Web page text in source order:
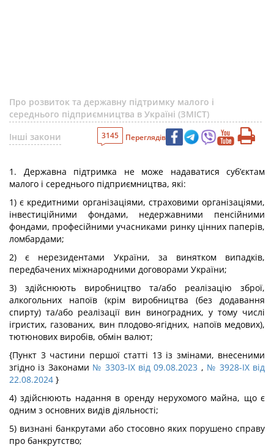
Про розвиток та державну підтримку малого і
середнього підприємництва в Україні (ЗМІСТ)
Інші закони
3145 Переглядів
1. Державна підтримка не може надаватися суб’єктам
малого і середнього підприємництва, які:
1) є кредитними організаціями, страховими організаціями,
інвестиційними фондами, недержавними пенсійними
фондами, професійними учасниками ринку цінних паперів,
ломбардами;
2) є нерезидентами України, за винятком випадків,
передбачених міжнародними договорами України;
3) здійснюють виробництво та/або реалізацію зброї,
алкогольних напоїв (крім виробництва (без додавання
спирту) та/або реалізації вин виноградних, у тому числі
ігристих, газованих, вин плодово-ягідних, напоїв медових),
тютюнових виробів, обмін валют;
{Пункт 3 частини першої статті 13 із змінами, внесеними
згідно із Законами № 3303-IX від 09.08.2023 , № 3928-IX від
22.08.2024 }
4) здійснюють надання в оренду нерухомого майна, що є
одним з основних видів діяльності;
5) визнані банкрутами або стосовно яких порушено справу
про банкрутство;